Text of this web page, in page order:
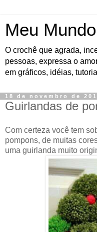
Meu
O crochê que agrada,
pessoas, expressa o
em gráficos, idéias,
18 de novembro de
Guirlandas de
Com certeza você tem
pompons, de muitas
uma guirlanda muito